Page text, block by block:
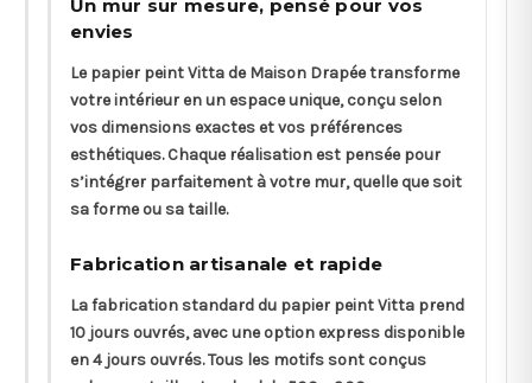
Un mur sur mesure, pensé pour vos
envies
Le papier peint Vitta de Maison Drapée transforme
votre intérieur en un espace unique, conçu selon
vos dimensions exactes et vos préférences
esthétiques. Chaque réalisation est pensée pour
s’intégrer parfaitement à votre mur, quelle que soit
sa forme ou sa taille.
Fabrication artisanale et rapide
La fabrication standard du papier peint Vitta prend
10 jours ouvrés, avec une option express disponible
en 4 jours ouvrés. Tous les motifs sont conçus